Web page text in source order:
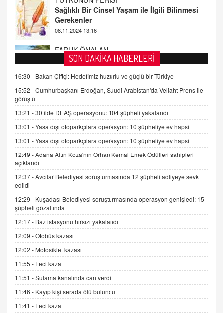
FARUK ÖNALAN
Tezkere Onaylanmasaydı…
AV. DOĞAN CAN DOĞAN
Kişisel verilerin korunması ve dijital hukukun
gelişimi
15.09.2025 16:17
SEHER EREK
Kış Ayları Geldi, Hangi Önlemler Alınmalı?
9.12.2025 10:11
İNCİ GÜL AKÖL
06.07.2026 13:00
ADEM AKÖL
Esed Destekçilerinin Yüzüne Vurulan Şamar:
Sednaya
11.12.2024 12:30
DR. EKREM ASLAN
Gerçek Ne, Algı Ne? "Beraber Yürüyoruz"
Cümlesinin Peşinden
19.07.2025 12:45
GÖNÜL MENEKŞE
SON DAKİKA HABERLERİ
16:30 - Bakan Çiftçi: Hedefimiz huzurlu ve güçlü bir Türkiye
15:52 -Cumhurbaşkanı Erdoğan, Suudi Arabistan'da Veliaht Prens ile
görüştü
13:21 -30 ilde DEAŞ operasyonu: 104 şüpheli yakalandı
13:01 -Yasa dışı otoparkçılara operasyon: 10 şüpheliye ev hapsi
13:01 -Yasa dışı otoparkçılara operasyon: 10 şüpheliye ev hapsi
12:49 -Adana Altın Koza'nın Orhan Kemal Emek Ödülleri sahipleri
açıklandı
12:37 -Avcılar Belediyesi soruşturmasında 12 şüpheli adliyeye sevk
edildi
12:29 - Kuşadası Belediyesi soruşturmasında operasyon genişledi: 15
şüpheli gözaltında
12:17 - Baz istasyonu hırsızı yakalandı
12:09 -Otobüs kazası
12:02 - Motosiklet kazası
11:55 - Feci kaza
11:51 -Sulama kanalında can verdi
11:46 - Kayıp kişi serada ölü bulundu
11:41 - Feci kaza